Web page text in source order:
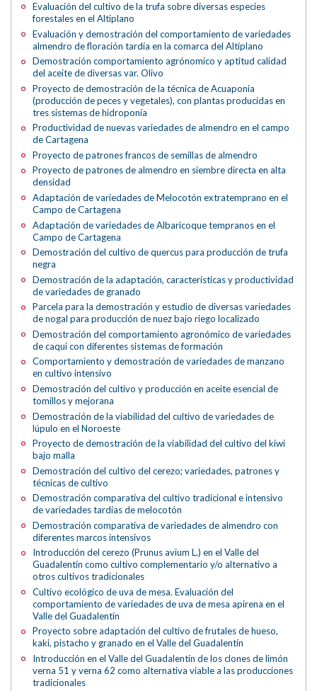
Evaluación del cultivo de la trufa sobre diversas especies
forestales en el Altiplano
Evaluación y demostración del comportamiento de variedades
almendro de floración tardía en la comarca del Altiplano
Demostración comportamiento agrónomico y aptitud calidad
del aceite de diversas var. Olivo
Proyecto de demostración de la técnica de Acuaponia
(producción de peces y vegetales), con plantas producidas en
tres sistemas de hidroponía
Productividad de nuevas variedades de almendro en el campo
de Cartagena
Proyecto de patrones francos de semillas de almendro
Proyecto de patrones de almendro en siembre directa en alta
densidad
Adaptación de variedades de Melocotón extratemprano en el
Campo de Cartagena
Adaptación de variedades de Albaricoque tempranos en el
Campo de Cartagena
Demostración del cultivo de quercus para producción de trufa
negra
Demostración de la adaptación, características y productividad
de variedades de granado
Parcela para la demostración y estudio de diversas variedades
de nogal para producción de nuez bajo riego localizado
Demostración del comportamiento agronómico de variedades
de caqui con diferentes sistemas de formación
Comportamiento y demostración de variedades de manzano
en cultivo intensivo
Demostración del cultivo y producción en aceite esencial de
tomillos y mejorana
Demostración de la viabilidad del cultivo de variedades de
lúpulo en el Noroeste
Proyecto de demostración de la viabilidad del cultivo del kiwi
bajo malla
Demostración del cultivo del cerezo; variedades, patrones y
técnicas de cultivo
Demostración comparativa del cultivo tradicional e intensivo
de variedades tardías de melocotón
Demostración comparativa de variedades de almendro con
diferentes marcos intensivos
Introducción del cerezo (Prunus avium L.) en el Valle del
Guadalentín como cultivo complementario y/o alternativo a
otros cultivos tradicionales
Cultivo ecológico de uva de mesa. Evaluación del
comportamiento de variedades de uva de mesa apirena en el
Valle del Guadalentín
Proyecto sobre adaptación del cultivo de frutales de hueso,
kaki, pistacho y granado en el Valle del Guadalentín
Introducción en el Valle del Guadalentín de los clones de limón
verna 51 y verna 62 como alternativa viable a las producciones
tradicionales